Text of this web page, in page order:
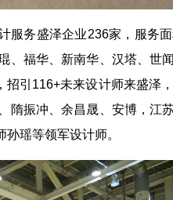
服务盛泽企业236家，服务
、福华、新南华、汉塔、世
引116+未来设计师来盛泽
振冲、余昌晟、安博，江
瑶等领军设计师。